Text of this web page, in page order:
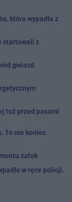
która wypadła z
startowali z
gwiazd
tuż przed pasami
To nie koniec
zatok
w ręce policji.